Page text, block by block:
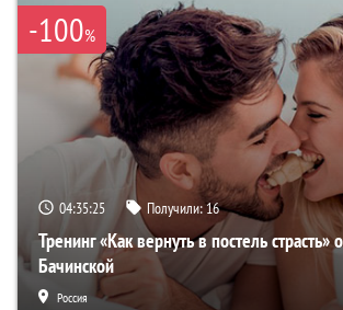
-100%
04:35:24 Получили:16
Тренинг «Как вернуть в постель страсть»
Бачинской
Россия